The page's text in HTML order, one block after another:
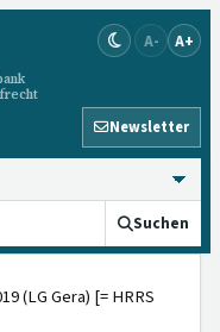
A- A+
Newsletter
Suchen
(LG Gera) [= HRRS